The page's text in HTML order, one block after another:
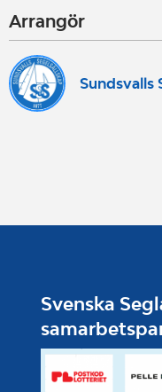
Arrangör
Sundsvalls
Svenska